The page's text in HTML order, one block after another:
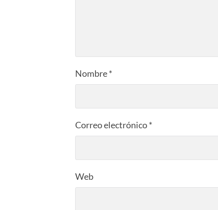
Nombre*
Correo electrónico*
Web